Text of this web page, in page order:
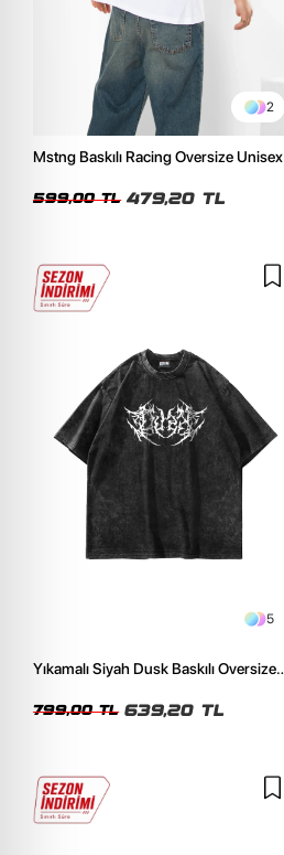
2
Mstng Baskılı Racing Oversize Unisex
599,00 TL 479,20 TL
5
Yıkamalı Siyah Dusk Baskılı Oversize
799,00 TL 639,20 TL